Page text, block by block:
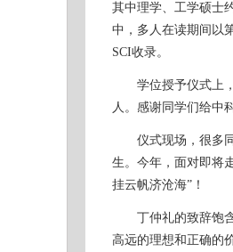
其中理学、工学硕士
中，多人在读期间以
SCI收录。
学位授予仪式上，
人。感谢同学们给中
仪式现场，很多同
生。今年，面对即将
挂云帆济沧海”！
丁仲礼的致辞饱含
高远的理想和正确的